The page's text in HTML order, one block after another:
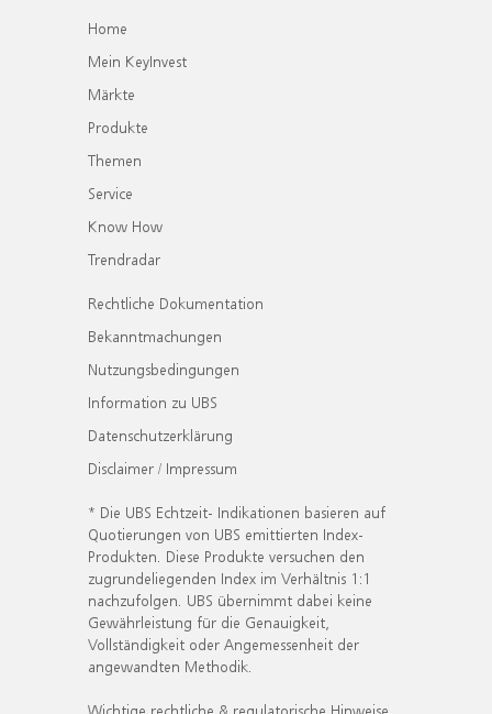
Home
Mein KeyInvest
Märkte
Produkte
Themen
Service
Know How
Trendradar
Rechtliche Dokumentation
Bekanntmachungen
Nutzungsbedingungen
Information zu UBS
Datenschutzerklärung
Disclaimer / Impressum
* Die UBS Echtzeit- Indikationen basieren auf
Quotierungen von UBS emittierten Index-
Produkten. Diese Produkte versuchen den
zugrundeliegenden Index im Verhältnis 1:1
nachzufolgen. UBS übernimmt dabei keine
Gewährleistung für die Genauigkeit,
Vollständigkeit oder Angemessenheit der
angewandten Methodik.